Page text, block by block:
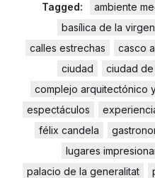
Tagged: ambiente
basílica de la
calles estrechas
casco
ciudad
ciudad de
complejo arquitectónico
espectáculos
félix candela
lugares
palacio de la generalitat